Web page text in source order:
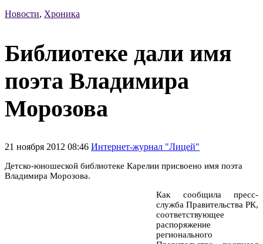
Новости, Хроника
Библиотеке дали имя
поэта Владимира
Морозова
21 ноября 2012 08:46 Интернет-журнал "Лицей"
Детско-юношеской библиотеке Карелии присвоено имя поэта
Владимира Морозова.
Как сообщила пресс-
служба Правительства РК,
соответствующее
распоряжение
регионального